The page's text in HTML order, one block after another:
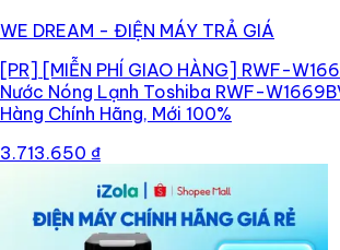
WE DREAM - ĐIỆN MÁY TRẢ GIÁ
[PR] [MIỄN PHÍ GIAO HÀNG] RWF-
Nước Nóng Lạnh Toshiba RWF-
Hàng Chính Hãng, Mới 100%
3.713.650 ₫